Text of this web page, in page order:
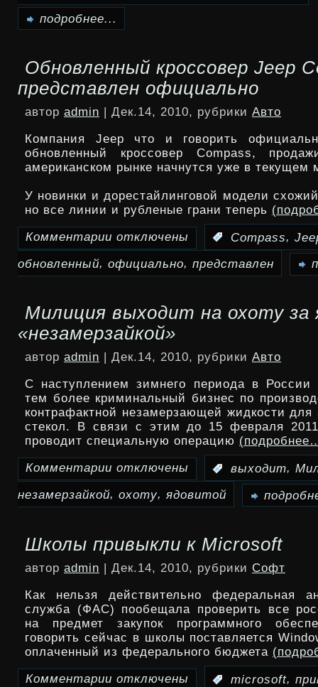
официально
представил
телефон,
смартфон
планшет
подробнее...
Обновленный кроссовер Jeep
представлен официально
автор admin | Дек.14, 2010, рубрики Авто
Компания Jeep что и говорить
обновленный кроссовер Compass,
американском рынке начнутся уже в текущем
У новинки и дорестайлинговой модели
но все линии и рубленые грани теперь
Комментарии
записи
кроссовер
Jeep
Compass
представлен
официально
отключены Compass,
обновленный, официально, представлен
Милиция выходит на охоту за
«незамерзайкой»
автор admin | Дек.14, 2010, рубрики Авто
С наступлением зимнего периода в России
тем более криминальный бизнес по
контрафактной незамерзающей жидкости
стекол. В связи с этим до 15 февраля
проводит специальную операцию
Комментарии
записи
выходит
на
охоту
за
ядовитой
«незамерзайкой»
отключены выходит,
незамерзайкой, охоту, ядовитой
Школы привыкли к Microsoft
автор admin | Дек.14, 2010, рубрики Софт
Как нельзя действительно федеральная
служба (ФАС) пообещала проверить все
на предмет закупок программного
говорить сейчас в школы поставляется
оплаченный из федерального бюджета
Комментарии отключены microsoft,